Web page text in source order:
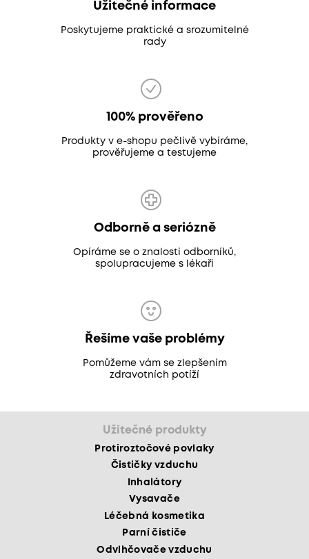
Užitečné informace
Poskytujeme praktické a srozumitelné
rady
100% prověřeno
Produkty v e-shopu pečlivě vybíráme,
prověřujeme a testujeme
Odborně a seriózně
Opíráme se o znalosti odborníků,
spolupracujeme s lékaři
Řešíme vaše problémy
Pomůžeme vám se zlepšením
zdravotních potíží
Užitečné produkty
Protiroztočové povlaky
Čističky vzduchu
Inhalátory
Vysavače
Léčebná kosmetika
Parní čističe
Odvlhčovače vzduchu